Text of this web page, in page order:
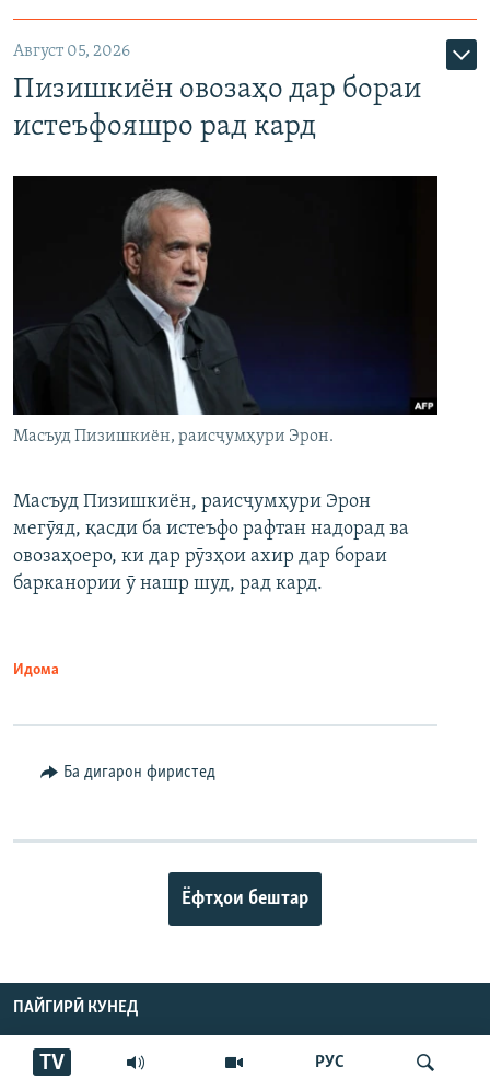
РУС
TV
Август 05, 2026
Пизишкиён овозаҳо дар бораи
истеъфояшро рад кард
Масъуд Пизишкиён, раисҷумҳури Эрон.
Масъуд Пизишкиён, раисҷумҳури Эрон
мегӯяд, қасди ба истеъфо рафтан надорад ва
овозаҳоеро, ки дар рӯзҳои ахир дар бораи
барканории ӯ нашр шуд, рад кард.
Идома
Ба дигарон фиристед
Ёфтҳои бештар
ПАЙГИРӢ КУНЕД